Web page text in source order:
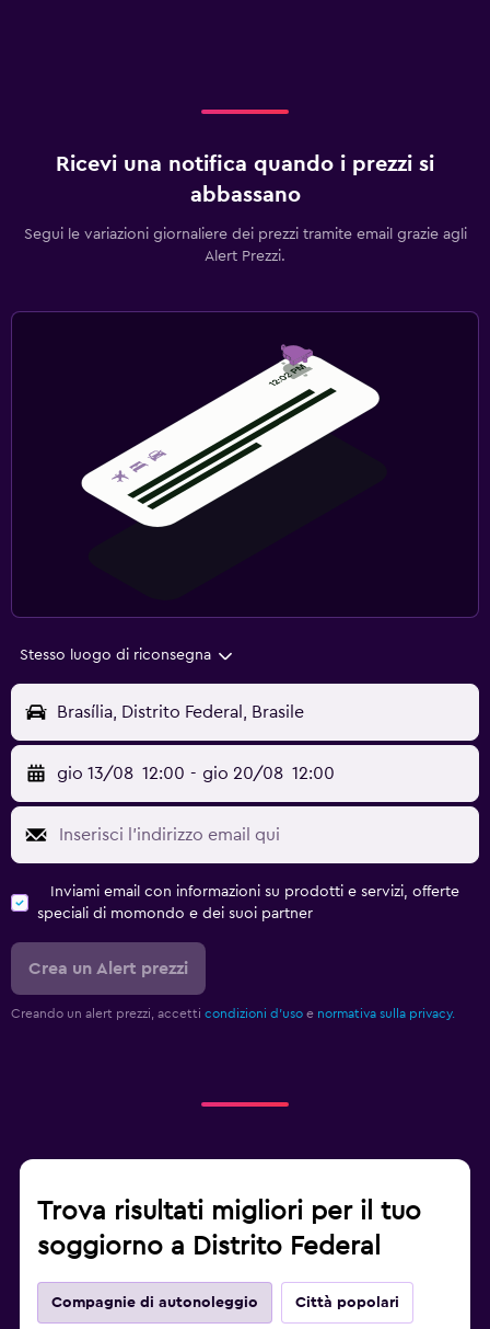
Ricevi una notifica quando i prezzi si
abbassano
Segui le variazioni giornaliere dei prezzi tramite email grazie agli
Alert Prezzi.
Stesso luogo di riconsegna
Brasília, Distrito Federal, Brasile
gio 13/08 12:00 - gio 20/08 12:00
Inviami email con informazioni su prodotti e servizi, offerte
speciali di momondo e dei suoi partner
Crea un Alert prezzi
Creando un alert prezzi, accetti condizioni d'uso e normativa sulla privacy.
Trova risultati migliori per il tuo
soggiorno a Distrito Federal
Compagnie di autonoleggio Città popolari